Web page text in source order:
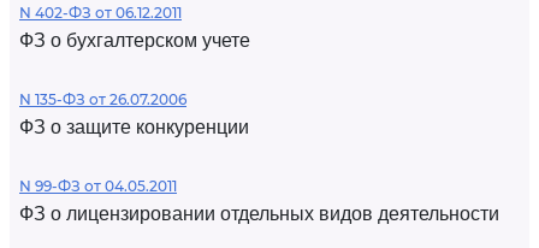
N 402-ФЗ от 06.12.2011
ФЗ о бухгалтерском учете
N 135-ФЗ от 26.07.2006
ФЗ о защите конкуренции
N 99-ФЗ от 04.05.2011
ФЗ о лицензировании отдельных видов деятельности